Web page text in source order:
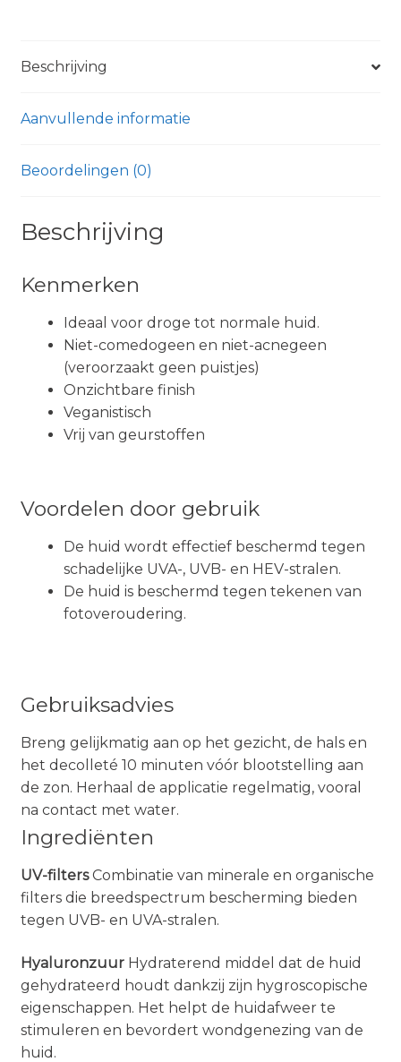
Beschrijving
Aanvullende informatie
Beoordelingen (0)
Beschrijving
Kenmerken
Ideaal voor droge tot normale huid.
Niet-comedogeen en niet-acnegeen
(veroorzaakt geen puistjes)
Onzichtbare finish
Veganistisch
Vrij van geurstoffen
Voordelen door gebruik
De huid wordt effectief beschermd tegen
schadelijke UVA-, UVB- en HEV-stralen.
De huid is beschermd tegen tekenen van
fotoveroudering.
Gebruiksadvies
Breng gelijkmatig aan op het gezicht, de hals en
het decolleté 10 minuten vóór blootstelling aan
de zon. Herhaal de applicatie regelmatig, vooral
na contact met water.
Ingrediënten
UV-filtersCombinatie van minerale en organische
filters die breedspectrum bescherming bieden
tegen UVB- en UVA-stralen.
HyaluronzuurHydraterend middel dat de huid
gehydrateerd houdt dankzij zijn hygroscopische
eigenschappen. Het helpt de huidafweer te
stimuleren en bevordert wondgenezing van de
huid.